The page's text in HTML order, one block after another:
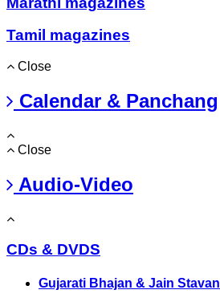
Tamil magazines
Close
Calendar & Panchang
Close
Audio-Video
CDs & DVDS
Gujarati Bhajan & Jain Stavan